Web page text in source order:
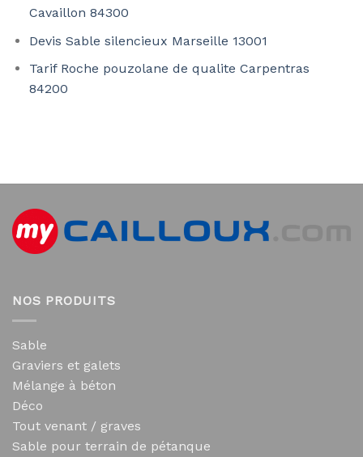
Cavaillon 84300
Devis Sable silencieux Marseille 13001
Tarif Roche pouzolane de qualite Carpentras
84200
NOS PRODUITS
Sable
Graviers et galets
Mélange à béton
Déco
Tout venant / graves
Sable pour terrain de pétanque